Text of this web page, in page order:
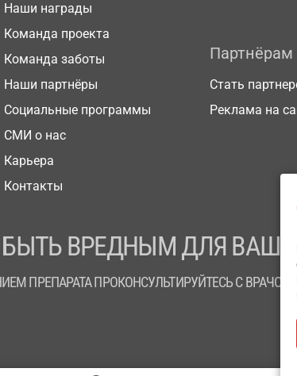
Наши награды
Команда проекта
Команда заботы
Наши партнёры
Социальные программы
СМИ о нас
Карьера
Контакты
Партнёрам
Стать
Реклама на
ВРЕДНЫМ ДЛЯ
ПРЕПАРАТА ПРОКОНСУЛЬТИРУЙТЕСЬ С ВРАЧОМ